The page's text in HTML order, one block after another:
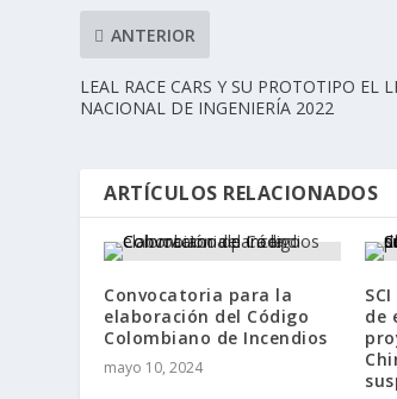
ANTERIOR
LEAL RACE CARS Y SU PROTOTIPO EL
NACIONAL DE INGENIERÍA 2022
ARTÍCULOS RELACIONADOS
Convocatoria para la
elaboración del Código
Colombiano de Incendios
mayo 10, 2024
de